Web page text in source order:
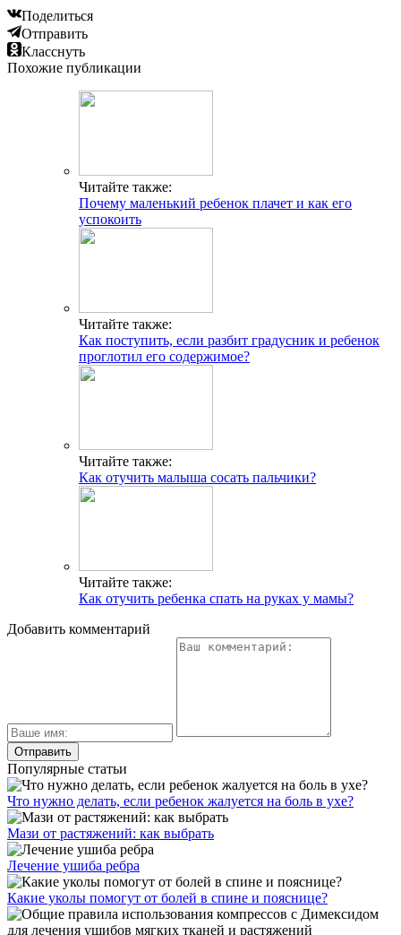
Поделиться
Отправить
Класснуть
Похожие публикации
Читайте также:
Почему маленький ребенок плачет и как его
успокоить
Читайте также:
Как поступить, если разбит градусник и ребенок
проглотил его содержимое?
Читайте также:
Как отучить малыша сосать пальчики?
Читайте также:
Как отучить ребенка спать на руках у мамы?
Добавить комментарий
Популярные статьи
Что нужно делать, если ребенок жалуется на боль в ухе?
Мази от растяжений: как выбрать
Лечение ушиба ребра
Какие уколы помогут от болей в спине и пояснице?